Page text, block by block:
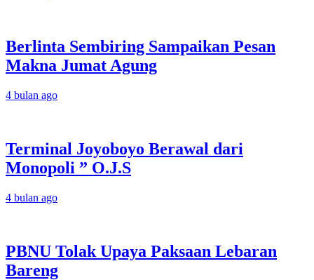
Berlinta Sembiring Sampaikan Pesan
Makna Jumat Agung
4 bulan ago
Terminal Joyoboyo Berawal dari
Monopoli ” O.J.S
4 bulan ago
PBNU Tolak Upaya Paksaan Lebaran
Bareng